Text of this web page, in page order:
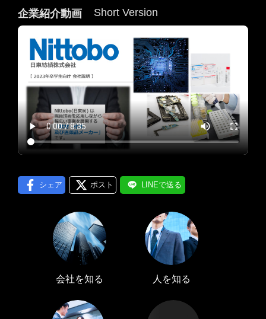
通知設定
LINE通知
企業紹介動画 Short Version
シェア ポスト LINEで送る
会社を知る 人を知る
にはプロフィール画像のアップロードが必要です
プロフィール編集する ＞
会員登録する ＞
ログインする ＞